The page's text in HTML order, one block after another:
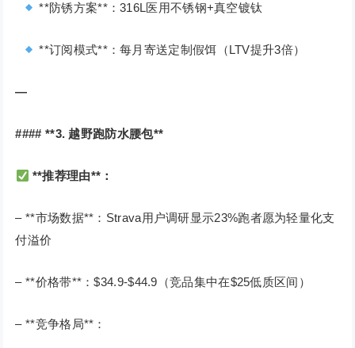
**防锈方案**：316L医用不锈钢+真空镀钛
**订阅模式**：每月寄送定制假饵（LTV提升3倍）
—
#### **3. 越野跑防水腰包**
**推荐理由**：
– **市场数据**：Strava用户调研显示23%跑者愿为轻量化支
付溢价
– **价格带**：$34.9-$44.9（竞品集中在$25低质区间）
– **竞争格局**：